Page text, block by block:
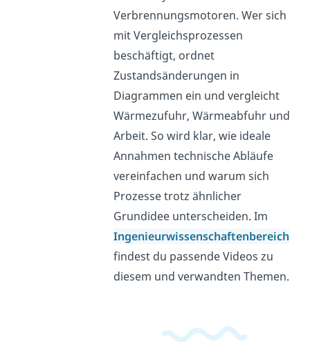
Verbrennungsmotoren. Wer sich
mit Vergleichsprozessen
beschäftigt, ordnet
Zustandsänderungen in
Diagrammen ein und vergleicht
Wärmezufuhr, Wärmeabfuhr und
Arbeit. So wird klar, wie ideale
Annahmen technische Abläufe
vereinfachen und warum sich
Prozesse trotz ähnlicher
Grundidee unterscheiden. Im
Ingenieurwissenschaftenbereich
findest du passende Videos zu
diesem und verwandten Themen.